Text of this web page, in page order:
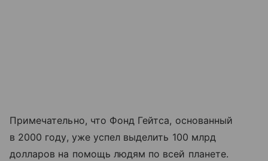
Примечательно, что Фонд Гейтса, основанный
в 2000 году, уже успел выделить 100 млрд
долларов на помощь людям по всей планете.